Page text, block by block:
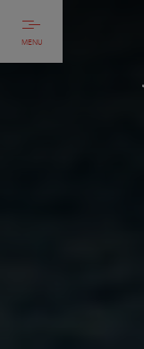
MENU